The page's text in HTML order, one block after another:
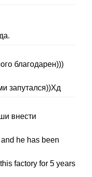
благодарен)))
запутался))Хд
внести
and he has been
this factory for 5 years